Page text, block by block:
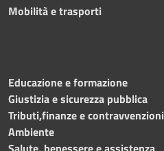
Mobilità e trasporti
Educazione e formazione
Giustizia e sicurezza pubblica
Tributi,finanze e contravvenzioni
Ambiente